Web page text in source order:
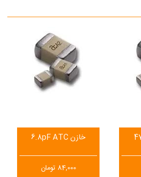
خازن 6.8pF ATC
84,000 تومان